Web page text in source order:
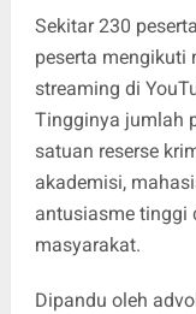
Sekitar 230
peserta mengikuti
streaming di
Tingginya jumlah
satuan reserse
akademisi,
antusiasme tinggi
masyarakat.
Dipandu oleh